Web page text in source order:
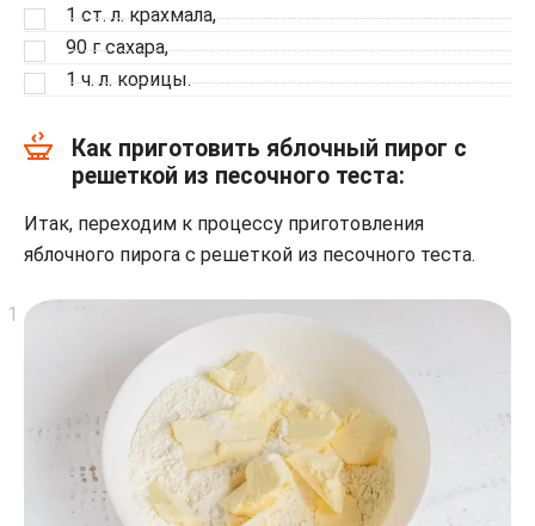
1 ст. л. крахмала,
90 г сахара,
1 ч. л. корицы.
Как приготовить яблочный пирог с
решеткой из песочного теста:
Итак, переходим к процессу приготовления
яблочного пирога с решеткой из песочного теста.